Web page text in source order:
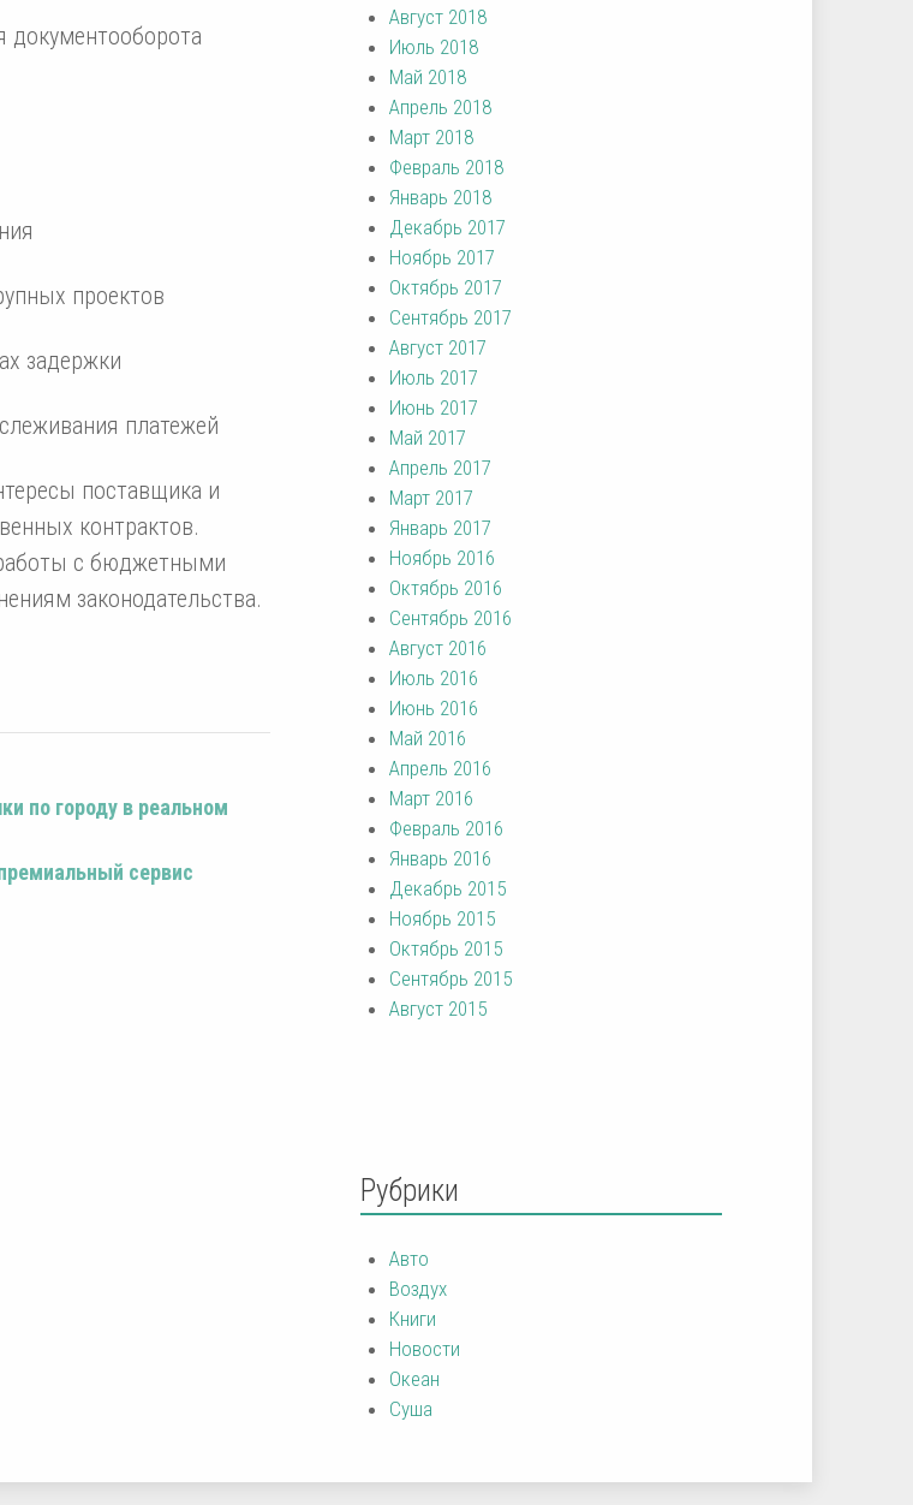
документооборота
проектов
задержки
платежей
поставщика и
контрактов.
с бюджетными
законодательства.
по городу в реальном
сервис
Август 2018
Июль 2018
Май 2018
Апрель 2018
Март 2018
Февраль 2018
Январь 2018
Декабрь 2017
Ноябрь 2017
Октябрь 2017
Сентябрь 2017
Август 2017
Июль 2017
Июнь 2017
Май 2017
Апрель 2017
Март 2017
Январь 2017
Ноябрь 2016
Октябрь 2016
Сентябрь 2016
Август 2016
Июль 2016
Июнь 2016
Май 2016
Апрель 2016
Март 2016
Февраль 2016
Январь 2016
Декабрь 2015
Ноябрь 2015
Октябрь 2015
Сентябрь 2015
Август 2015
Рубрики
Авто
Воздух
Книги
Новости
Океан
Суша